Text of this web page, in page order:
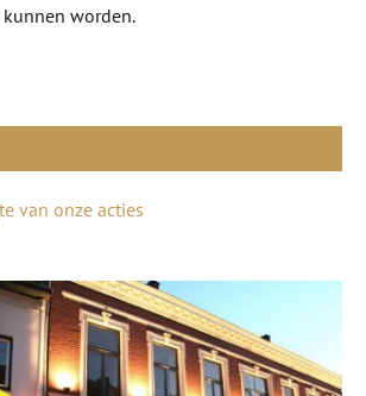
worden.
van onze acties